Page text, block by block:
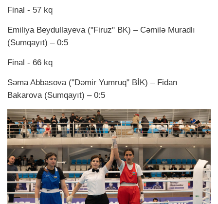
Final - 57 kq
Emiliya Beydullayeva ("Firuz" BK) – Cəmilə Muradlı
(Sumqayıt) – 0:5
Final - 66 kq
Səma Abbasova ("Dəmir Yumruq" BİK) – Fidan
Bakarova (Sumqayıt) – 0:5